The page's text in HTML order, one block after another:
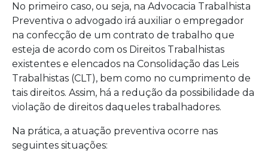
No primeiro caso, ou seja, na Advocacia Trabalhista
Preventiva o advogado irá auxiliar o empregador
na confecção de um contrato de trabalho que
esteja de acordo com os Direitos Trabalhistas
existentes e elencados na Consolidação das Leis
Trabalhistas (CLT), bem como no cumprimento de
tais direitos. Assim, há a redução da possibilidade da
violação de direitos daqueles trabalhadores.
Na prática, a atuação preventiva ocorre nas
seguintes situações: